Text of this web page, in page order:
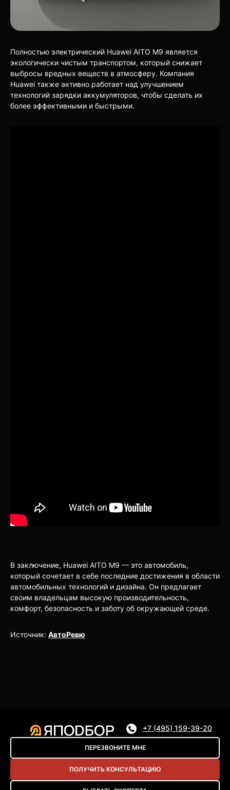
Полностью электрический Huawei AITO M9 является
экологически чистым транспортом, который снижает
выбросы вредных веществ в атмосферу. Компания
Huawei также активно работает над улучшением
технологий зарядки аккумуляторов, чтобы сделать их
более эффективными и быстрыми.
В заключение, Huawei AITO M9 — это автомобиль,
который сочетает в себе последние достижения в области
автомобильных технологий и дизайна. Он предлагает
своим владельцам высокую производительность,
комфорт, безопасность и заботу об окружающей среде.
Источник: АвтоРевю
+7 (495) 159-39-20
ПЕРЕЗВОНИТЕ МНЕ
ПОЛУЧИТЬ КОНСУЛЬТАЦИЮ